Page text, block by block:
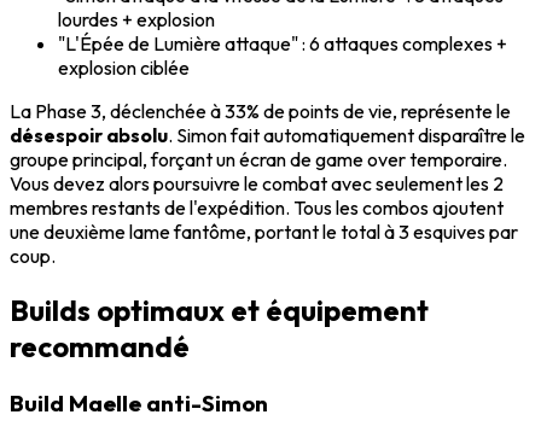
lourdes + explosion
"L'Épée de Lumière attaque" : 6 attaques complexes +
explosion ciblée
La Phase 3, déclenchée à 33% de points de vie, représente le
désespoir absolu. Simon fait automatiquement disparaître le
groupe principal, forçant un écran de game over temporaire.
Vous devez alors poursuivre le combat avec seulement les 2
membres restants de l'expédition. Tous les combos ajoutent
une deuxième lame fantôme, portant le total à 3 esquives par
coup.
Builds optimaux et équipement
recommandé
Build Maelle anti-Simon